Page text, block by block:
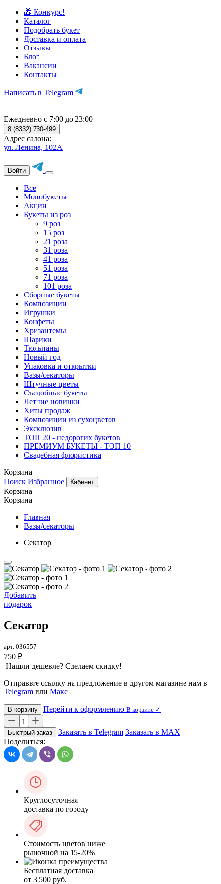
🎁 Конкурс!
Каталог
Подобрать букет
Доставка и оплата
Отзывы
Блог
Вакансии
Контакты
Написать в Telegram
Ежедневно с 7:00 до 23:00
8 (8332) 730-499
Адрес салона:
ул. Ленина, 102А
Войти
Все
Монобукеты
Акции
Букеты из роз
9 роз
15 роз
21 роза
31 роза
41 роза
51 роза
71 роза
101 роза
Сборные букеты
Композиции
Игрушки
Конфеты
Хризантемы
Шарики
Тюльпаны
Новый год
Упаковка и открытки
Вазы/секаторы
Штучные цветы
Съедобные букеты
Летние новинки
Хиты продаж
Композиции из сухоцветов
Эксклюзив
ТОП 20 - недорогих букетов
ПРЕМИУМ БУКЕТЫ - ТОП 10
Свадебная флористика
Корзина
Поиск Избранное Кабинет
Корзина
Корзина
Главная
Вазы/секаторы
Секатор
Добавить
подарок
Секатор
арт. 036557
750 ₽
Нашли дешевле? Сделаем скидку!
Отправьте ссылку на предложение в другом магазине нам в
Telegram или Макс
В корзину Перейти к оформлению В корзине ✓
1
Быстрый заказ Заказать в Telegram Заказать в MAX
Поделиться:
Круглосуточная
доставка по городу
Стоимость цветов ниже
рыночной на 15-20%
Бесплатная доставка
от 3 500 руб.